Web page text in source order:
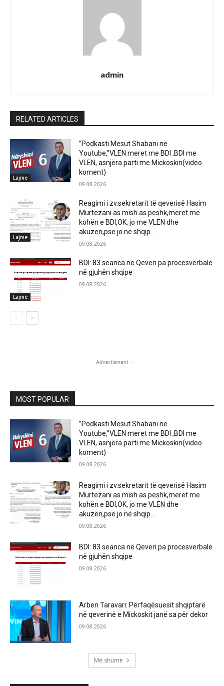
admin
RELATED ARTICLES
Lajme
”Podkasti Mesut Shabani në
Youtube,”VLEN meret me BDI ,BDI me
VLEN, asnjëra parti me Mickoskin(video
koment)
09.08.2026
Lajme
Reagimi i zv.sekretarit të qeverisë Hasim
Murtezani as mish as peshk,meret me
kohën e BDI,OK, jo me VLEN dhe
akuzën,pse jo në shqip...
09.08.2026
Lajme
BDI: 83 seanca në Qeveri pa procesverbale
në gjuhën shqipe
09.08.2026
- Advertisment -
MOST POPULAR
”Podkasti Mesut Shabani në
Youtube,”VLEN meret me BDI ,BDI me
VLEN, asnjëra parti me Mickoskin(video
koment)
09.08.2026
Reagimi i zv.sekretarit të qeverisë Hasim
Murtezani as mish as peshk,meret me
kohën e BDI,OK, jo me VLEN dhe
akuzën,pse jo në shqip...
09.08.2026
BDI: 83 seanca në Qeveri pa procesverbale
në gjuhën shqipe
09.08.2026
Arben Taravari: Përfaqësuesit shqiptarë
në qeverinë e Mickoskit janë sa për dekor
09.08.2026
Më shumë